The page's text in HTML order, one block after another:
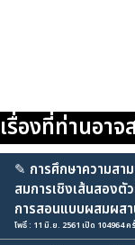
เรื่องที่ท่านอาจ
✎ การศึกษาความส
สมการเชิงเส้นสอง
การสอนแบบผสมผส
โพธิ์ : 11 มิ.ย. 2561 เปิด 104964 ค